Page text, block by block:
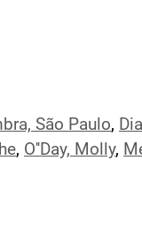
São Paulo,
, O''Day, Molly,